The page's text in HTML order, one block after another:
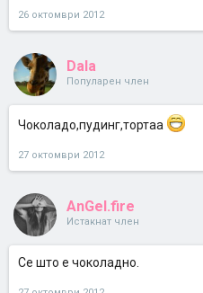
26 октомври 2012
Dala
Популарен член
Чоколадо,пудинг,тортаа
27 октомври 2012
AnGel.fire
Истакнат член
Се што е чоколадно.